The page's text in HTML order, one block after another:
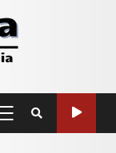
PRIMARY